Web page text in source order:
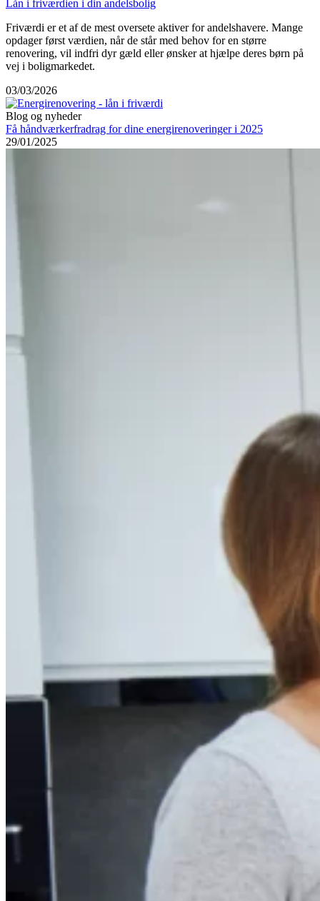
Lån i friværdien i din andelsbolig
Friværdi er et af de mest oversete aktiver for andelshavere. Mange
opdager først værdien, når de står med behov for en større
renovering, vil indfri dyr gæld eller ønsker at hjælpe deres børn på
vej i boligmarkedet.
03/03/2026
Blog og nyheder
Få håndværkerfradrag for dine energirenoveringer i 2025
29/01/2025